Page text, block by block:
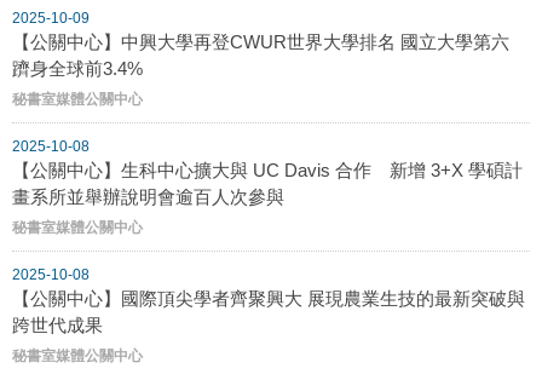
2025-10-09
【公關中心】中興大學再登CWUR世界大學排名 國立大學第六
躋身全球前3.4%
秘書室媒體公關中心
2025-10-08
【公關中心】生科中心擴大與 UC Davis 合作 新增 3+X 學碩計
畫系所並舉辦說明會逾百人次參與
秘書室媒體公關中心
2025-10-08
【公關中心】國際頂尖學者齊聚興大 展現農業生技的最新突破與
跨世代成果
秘書室媒體公關中心